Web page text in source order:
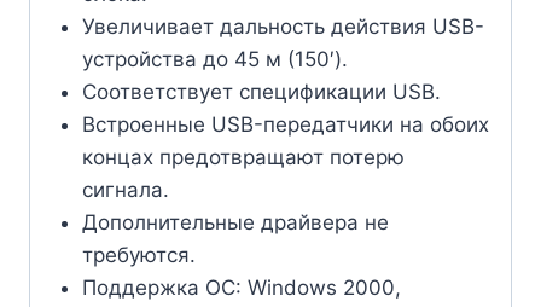
Увеличивает дальность действия USB-
устройства до 45 м (150′).
Соответствует спецификации USB.
Встроенные USB-передатчики на обоих
концах предотвращают потерю
сигнала.
Дополнительные драйвера не
требуются.
Поддержка ОС: Windows 2000,